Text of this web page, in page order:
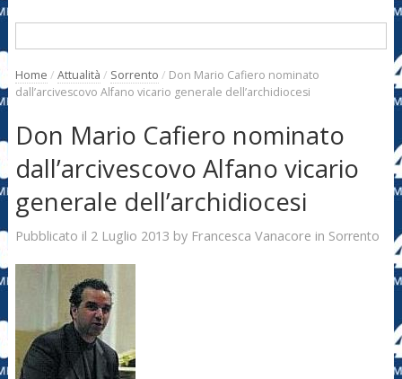
Home / Attualità / Sorrento / Don Mario Cafiero nominato
dall’arcivescovo Alfano vicario generale dell’archidiocesi
Don Mario Cafiero nominato
dall’arcivescovo Alfano vicario
generale dell’archidiocesi
Pubblicato il 2 Luglio 2013 by Francesca Vanacore in Sorrento